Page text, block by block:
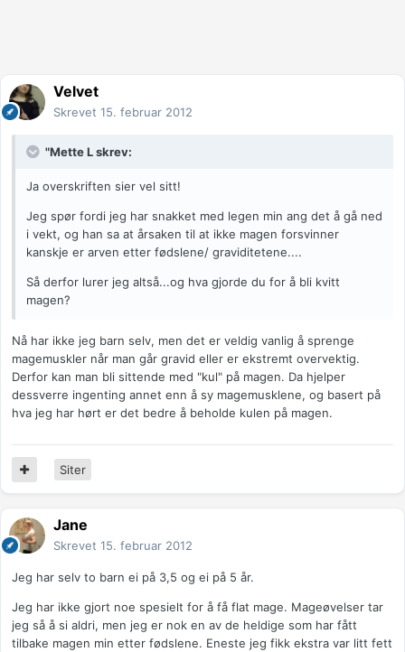
Velvet
Skrevet 15. februar 2012
"Mette L skrev:
Ja overskriften sier vel sitt!
Jeg spør fordi jeg har snakket med legen min ang det å gå ned
i vekt, og han sa at årsaken til at ikke magen forsvinner
kanskje er arven etter fødslene/ graviditetene....
Så derfor lurer jeg altså...og hva gjorde du for å bli kvitt
magen?
Nå har ikke jeg barn selv, men det er veldig vanlig å sprenge
magemuskler når man går gravid eller er ekstremt overvektig.
Derfor kan man bli sittende med "kul" på magen. Da hjelper
dessverre ingenting annet enn å sy magemusklene, og basert på
hva jeg har hørt er det bedre å beholde kulen på magen.
Siter
Jane
Skrevet 15. februar 2012
Jeg har selv to barn ei på 3,5 og ei på 5 år.
Jeg har ikke gjort noe spesielt for å få flat mage. Mageøvelser tar
jeg så å si aldri, men jeg er nok en av de heldige som har fått
tilbake magen min etter fødslene. Eneste jeg fikk ekstra var litt fett